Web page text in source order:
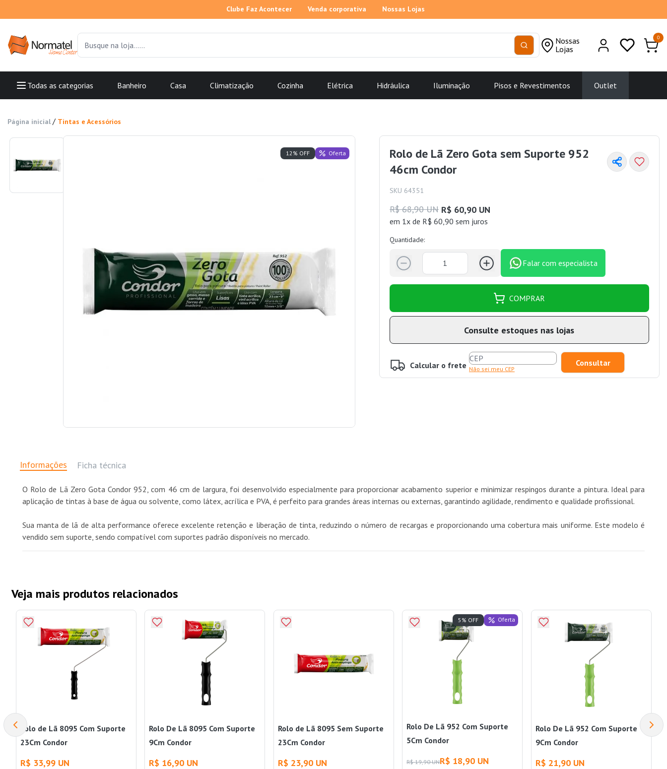
Clube Faz Acontecer Venda corporativa Nossas Lojas
Nossas
Lojas
0
Todas as categorias Banheiro Casa Climatização Cozinha Elétrica Hidráulica Iluminação Pisos e Revestimentos Outlet
Página inicial / Tintas e Acessórios
12% OFF Oferta
Rolo de Lã Zero Gota sem Suporte 952
46cm Condor
SKU 64351
R$ 68,90 UN R$ 60,90 UN
em 1x de R$ 60,90 sem juros
Quantidade:
Falar com especialista
COMPRAR
Consulte estoques nas lojas
Calcular o frete Não sei meu CEP
Informações Ficha técnica
O Rolo de Lã Zero Gota Condor 952, com 46 cm de largura, foi desenvolvido especialmente para proporcionar acabamento superior e minimizar respingos durante a pintura. Ideal para
aplicação de tintas à base de água ou solvente, como látex, acrílica e PVA, é perfeito para grandes áreas internas ou externas, garantindo agilidade, rendimento e qualidade profissional.
Sua manta de lã de alta performance oferece excelente retenção e liberação de tinta, reduzindo o número de recargas e proporcionando uma cobertura mais uniforme. Este modelo é
vendido sem suporte, sendo compatível com suportes padrão disponíveis no mercado.
Veja mais produtos relacionados
Rolo de Lã 8095 Com Suporte
23Cm Condor
R$ 33,99 UN
Rolo De Lã 8095 Com Suporte
9Cm Condor
R$ 16,90 UN
Rolo de Lã 8095 Sem Suporte
23Cm Condor
R$ 23,90 UN
Rolo De Lã 952 Com Suporte
5Cm Condor
R$ 19,90 UNR$ 18,90 UN
5% OFF Oferta
Rolo De Lã 952 Com Suporte
9Cm Condor
R$ 21,90 UN